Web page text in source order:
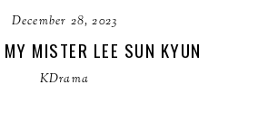
December 28, 2023
MY MISTER LEE SUN KYUN
KDrama